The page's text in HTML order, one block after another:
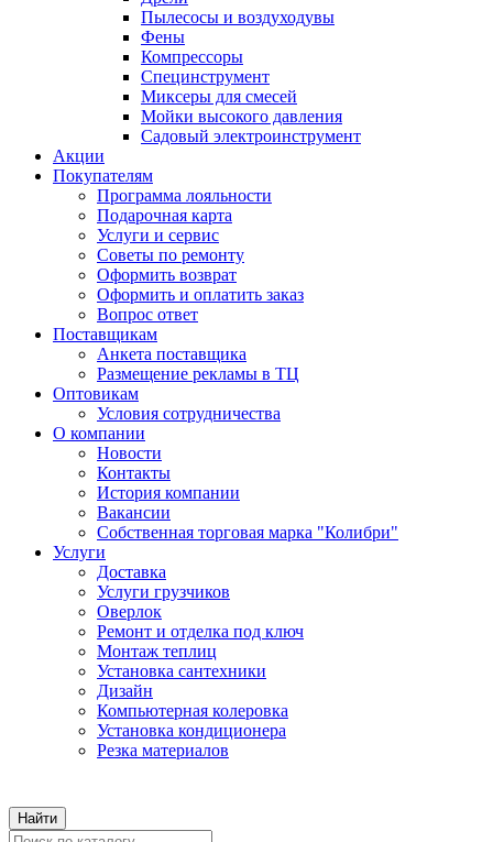
Пылесосы и воздуходувы
Фены
Компрессоры
Специнструмент
Миксеры для смесей
Мойки высокого давления
Садовый электроинструмент
Акции
Покупателям
Программа лояльности
Подарочная карта
Услуги и сервис
Советы по ремонту
Оформить возврат
Оформить и оплатить заказ
Вопрос ответ
Поставщикам
Анкета поставщика
Размещение рекламы в ТЦ
Оптовикам
Условия сотрудничества
О компании
Новости
Контакты
История компании
Вакансии
Собственная торговая марка "Колибри"
Услуги
Доставка
Услуги грузчиков
Оверлок
Ремонт и отделка под ключ
Монтаж теплиц
Установка сантехники
Дизайн
Компьютерная колеровка
Установка кондиционера
Резка материалов